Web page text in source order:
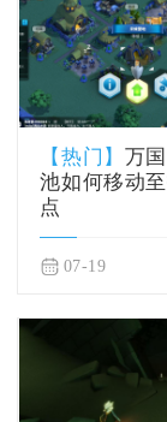
【热门】 万
池如何移动
点
07-19